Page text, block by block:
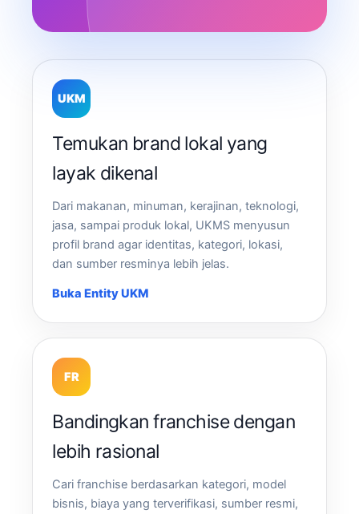
UKM
Temukan brand lokal yang
layak dikenal
Dari makanan, minuman, kerajinan, teknologi,
jasa, sampai produk lokal, UKMS menyusun
profil brand agar identitas, kategori, lokasi,
dan sumber resminya lebih jelas.
Buka Entity UKM
FR
Bandingkan franchise dengan
lebih rasional
Cari franchise berdasarkan kategori, model
bisnis, biaya yang terverifikasi, sumber resmi,